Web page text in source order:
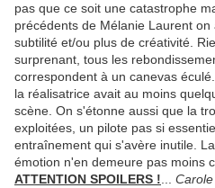
pas que ce soit une catastrophe
précédents de Mélanie Laurent
subtilité et/ou plus de créativité.
surprenant, tous les
correspondent à un canevas
la réalisatrice avait au moins
scène. On s'étonne aussi que la
exploitées, un pilote pas si
entraînement qui s'avère inutile.
émotion n'en demeure pas moins
ATTENTION SPOILERS !